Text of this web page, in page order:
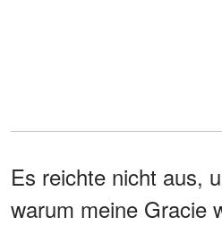
Es reichte nicht aus,
warum meine Gracie